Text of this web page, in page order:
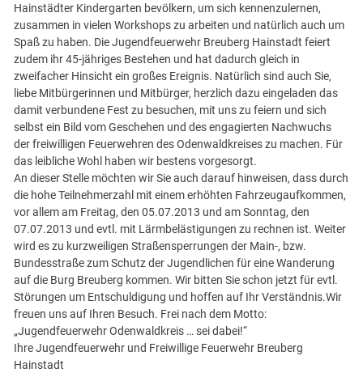
Hainstädter Kindergarten bevölkern, um sich kennenzulernen,
zusammen in vielen Workshops zu arbeiten und natürlich auch um
Spaß zu haben. Die Jugendfeuerwehr Breuberg Hainstadt feiert
zudem ihr 45-jähriges Bestehen und hat dadurch gleich in
zweifacher Hinsicht ein großes Ereignis. Natürlich sind auch Sie,
liebe Mitbürgerinnen und Mitbürger, herzlich dazu eingeladen das
damit verbundene Fest zu besuchen, mit uns zu feiern und sich
selbst ein Bild vom Geschehen und des engagierten Nachwuchs
der freiwilligen Feuerwehren des Odenwaldkreises zu machen. Für
das leibliche Wohl haben wir bestens vorgesorgt.
An dieser Stelle möchten wir Sie auch darauf hinweisen, dass durch
die hohe Teilnehmerzahl mit einem erhöhten Fahrzeugaufkommen,
vor allem am Freitag, den 05.07.2013 und am Sonntag, den
07.07.2013 und evtl. mit Lärmbelästigungen zu rechnen ist. Weiter
wird es zu kurzweiligen Straßensperrungen der Main-, bzw.
Bundesstraße zum Schutz der Jugendlichen für eine Wanderung
auf die Burg Breuberg kommen. Wir bitten Sie schon jetzt für evtl.
Störungen um Entschuldigung und hoffen auf Ihr Verständnis.Wir
freuen uns auf Ihren Besuch. Frei nach dem Motto:
„Jugendfeuerwehr Odenwaldkreis … sei dabei!“
Ihre Jugendfeuerwehr und Freiwillige Feuerwehr Breuberg
Hainstadt